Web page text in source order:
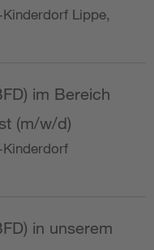
Lippe,
im Bereich
(m/w/d)
Kinderdorf
in unserem